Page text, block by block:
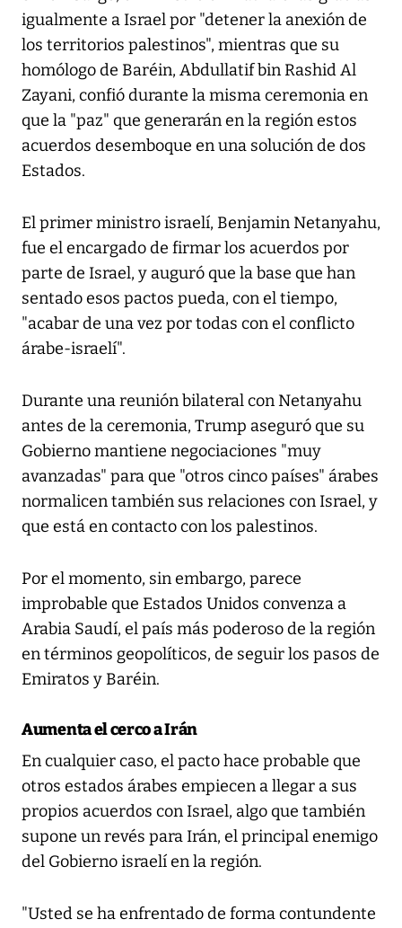
igualmente a Israel por "detener la anexión de
los territorios palestinos", mientras que su
homólogo de Baréin, Abdullatif bin Rashid Al
Zayani, confió durante la misma ceremonia en
que la "paz" que generarán en la región estos
acuerdos desemboque en una solución de dos
Estados.
El primer ministro israelí, Benjamin Netanyahu,
fue el encargado de firmar los acuerdos por
parte de Israel, y auguró que la base que han
sentado esos pactos pueda, con el tiempo,
"acabar de una vez por todas con el conflicto
árabe-israelí".
Durante una reunión bilateral con Netanyahu
antes de la ceremonia, Trump aseguró que su
Gobierno mantiene negociaciones "muy
avanzadas" para que "otros cinco países" árabes
normalicen también sus relaciones con Israel, y
que está en contacto con los palestinos.
Por el momento, sin embargo, parece
improbable que Estados Unidos convenza a
Arabia Saudí, el país más poderoso de la región
en términos geopolíticos, de seguir los pasos de
Emiratos y Baréin.
Aumenta el cerco a Irán
En cualquier caso, el pacto hace probable que
otros estados árabes empiecen a llegar a sus
propios acuerdos con Israel, algo que también
supone un revés para Irán, el principal enemigo
del Gobierno israelí en la región.
"Usted se ha enfrentado de forma contundente